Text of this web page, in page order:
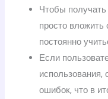
Чтобы
просто
постоянно
Если
ошибок, что в